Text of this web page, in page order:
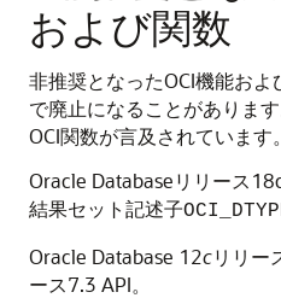
および関数
非推奨となったOCI機能お
で廃止になることがありま
OCI関数が言及されています。
Oracle Databaseリリース
結果セット記述子
Oracle Database 12cリリー
ース7.3 API。